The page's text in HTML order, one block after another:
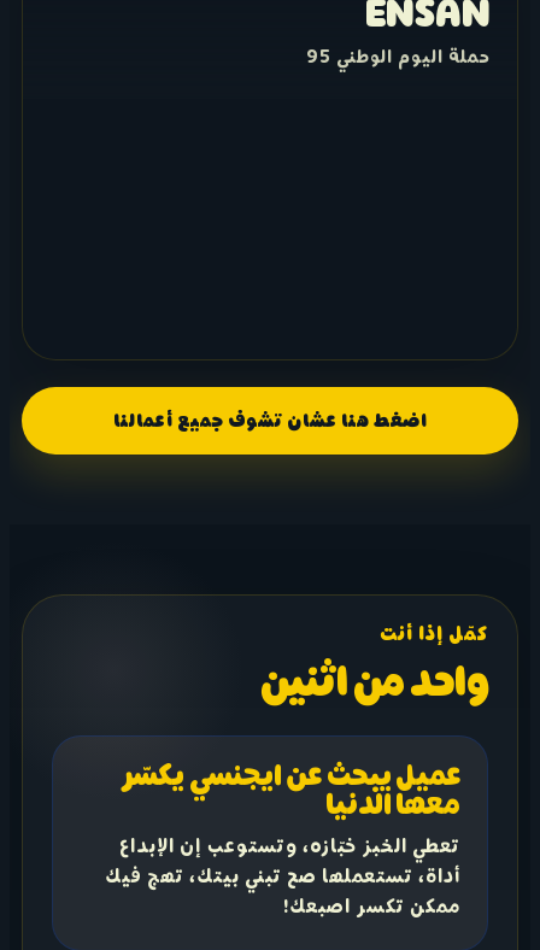
ENSAN
حملة اليوم الوطني 95
اضغط هنا عشان تشوف جميع أعمالنا
كمّل إذا أنت
واحد من اثنين
عميل يبحث عن ايجنسي يكسّر
معها الدنيا
تعطي الخبز خبّازه، وتستوعب إن الإبداع
أداة، تستعملها صح تبني بيتك، تهج فيك
ممكن تكسر اصبعك!